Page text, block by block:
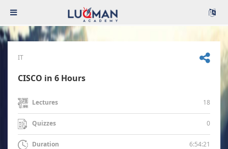
IT
CISCO in 6 Hours
Lectures 18
Quizzes 0
Duration 6:54:21